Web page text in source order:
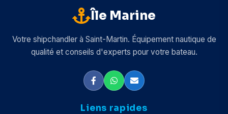
Île Marine
Votre shipchandler à Saint-Martin. Équipement nautique de
qualité et conseils d'experts pour votre bateau.
Liens rapides